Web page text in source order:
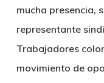
mucha presencia,
representante
Trabajadores
movimiento de